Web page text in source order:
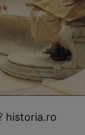
historia.ro